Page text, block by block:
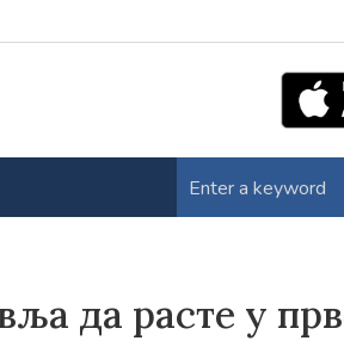
да расте у